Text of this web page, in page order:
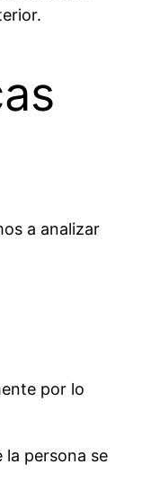
a analizar
por lo
la persona se